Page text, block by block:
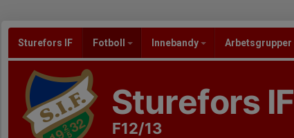
Sturefors IF Fotboll Innebandy Arbetsgrupper
Sturefors IF
F12/13